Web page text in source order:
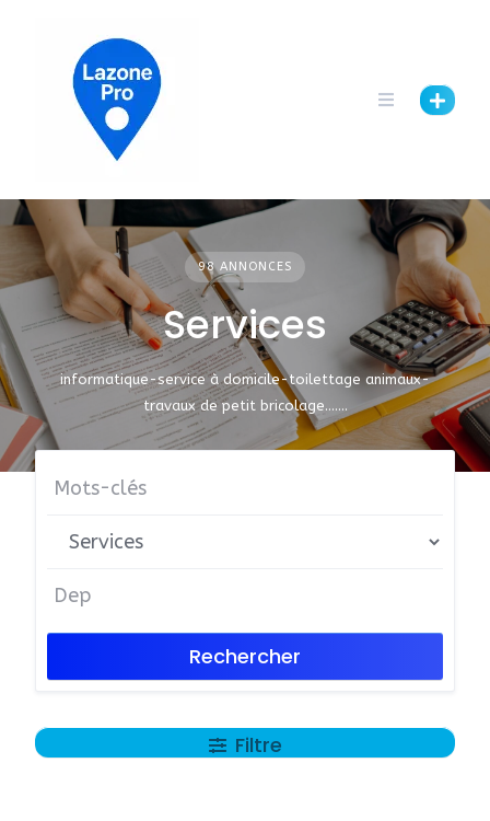
98 ANNONCES
Services
informatique-service à domicile-toilettage animaux-
travaux de petit bricolage…….
Rechercher
Filtre